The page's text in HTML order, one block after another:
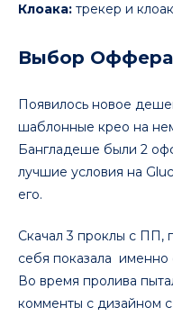
Клоака: трекер и
Выбор
Появилось новое
шаблонные крео на
Бангладеше были 2
лучшие условия на
его.
Скачал 3 проклы с ПП,
себя показала именно
Во время пролива
комменты с дизайном